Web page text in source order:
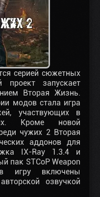
серией сюжетных
запускает
Вторая Жизнь.
модов стала игра
участвующих в
Кроме новой
чужих 2 Вторая
аддонов для
IX-Ray 1.3.4 и
пак STCoP Weapon
игру включены
озвучкой